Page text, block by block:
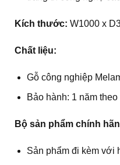
Kích thước: W1000 x
Chất liệu:
Gỗ công nghiệp
Bảo hành: 1 năm
Bộ sản phẩm chính
Sản phẩm đi kèm với